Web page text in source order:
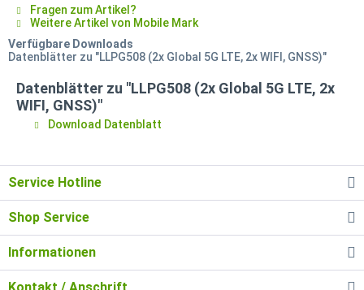
Fragen zum Artikel?
Weitere Artikel von Mobile Mark
Verfügbare Downloads
Datenblätter zu "LLPG508 (2x Global 5G LTE, 2x WIFI, GNSS)"
Datenblätter zu "LLPG508 (2x Global 5G LTE, 2x
WIFI, GNSS)"
Download Datenblatt
Service Hotline
Shop Service
Informationen
Kontakt / Anschrift